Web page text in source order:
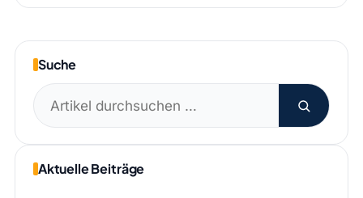
Suche
Suchen
nach:
Aktuelle Beiträge